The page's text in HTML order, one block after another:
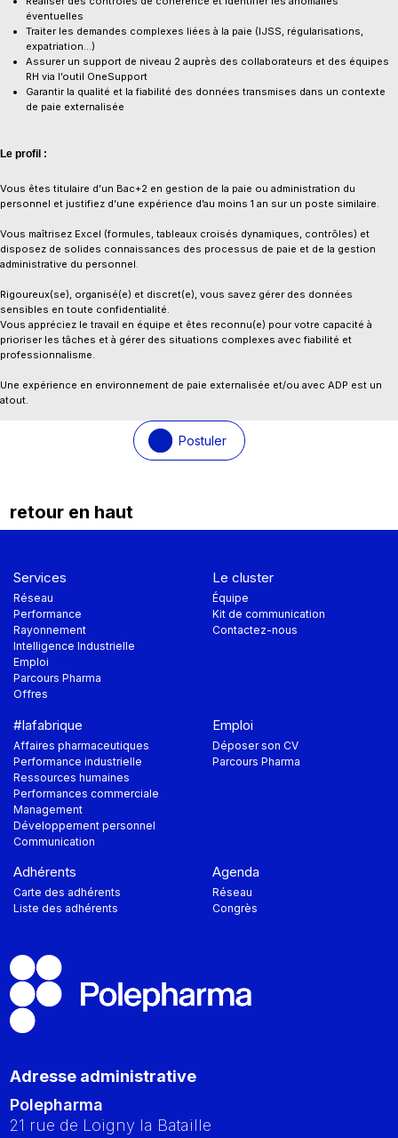
éventuelles
Traiter les demandes complexes liées à la paie (IJSS, régularisations,
expatriation…)
Assurer un support de niveau 2 auprès des collaborateurs et des équipes
RH via l’outil OneSupport
Garantir la qualité et la fiabilité des données transmises dans un contexte
de paie externalisée
Le profil :
Vous êtes titulaire d’un Bac+2 en gestion de la paie ou administration du
personnel et justifiez d’une expérience d’au moins 1 an sur un poste similaire.
​Vous maîtrisez Excel (formules, tableaux croisés dynamiques, contrôles) et
disposez de solides connaissances des processus de paie et de la gestion
administrative du personnel.
​Rigoureux(se), organisé(e) et discret(e), vous savez gérer des données
sensibles en toute confidentialité.
Vous appréciez le travail en équipe et êtes reconnu(e) pour votre capacité à
prioriser les tâches et à gérer des situations complexes avec fiabilité et
professionnalisme.
Une expérience en environnement de paie externalisée et/ou avec ADP est un
atout.
Postuler
retour en haut
Adresse administrative
Polepharma
21 rue de Loigny la Bataille
Services
Réseau
Performance
Rayonnement
Intelligence Industrielle
Emploi
Parcours Pharma
Offres
Le cluster
Équipe
Kit de communication
Contactez-nous
#lafabrique
Affaires pharmaceutiques
Performance industrielle
Ressources humaines
Performances commerciale
Management
Développement personnel
Communication
Emploi
Déposer son CV
Parcours Pharma
Adhérents
Carte des adhérents
Liste des adhérents
Agenda
Réseau
Congrès